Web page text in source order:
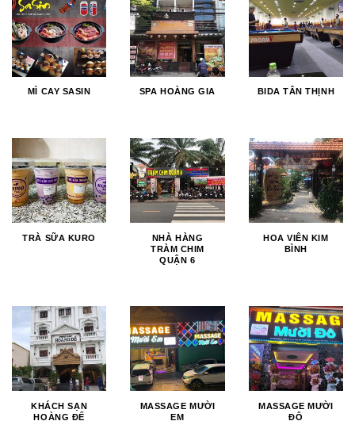
MÌ CAY SASIN SPA HOÀNG GIA BIDA TÂN THỊNH
TRÀ SỮA KURO
NHÀ HÀNG
TRÀM CHIM
QUẬN 6
HOA VIÊN KIM
BÌNH
KHÁCH SẠN
HOÀNG ĐẾ
MASSAGE MƯỜI
EM
MASSAGE MƯỜI
ĐÔ